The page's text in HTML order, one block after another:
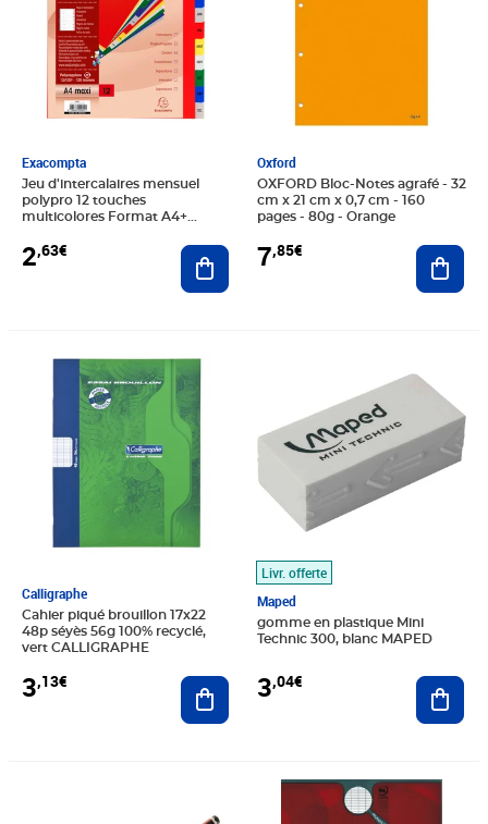
Exacompta
Jeu d'intercalaires mensuel
polypro 12 touches
multicolores Format A4+
2,63€ Ajouter au panier
Oxford
OXFORD Bloc-Notes agrafé - 32
cm x 21 cm x 0,7 cm - 160
pages - 80g - Orange
7,85€
Calligraphe
Cahier piqué brouillon 17x22
48p séyès 56g 100% recyclé,
vert CALLIGRAPHE
3,13€
Prix 3,13€
Ajouter au panier
Livr. offerte
Maped
gomme en plastique Mini
Technic 300, blanc MAPED
3,04€
Prix barré 2,26€
Prix 2,03€